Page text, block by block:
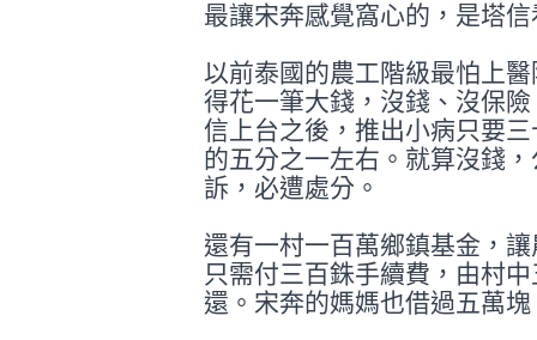
最讓宋奔感覺窩心的，是塔
以前泰國的農工階級最怕上
得花一筆大錢，沒錢、沒保
信上台之後，推出小病只要
的五分之一左右。就算沒錢
訴，必遭處分。
還有一村一百萬鄉鎮基金，
只需付三百銖手續費，由村
還。宋奔的媽媽也借過五萬